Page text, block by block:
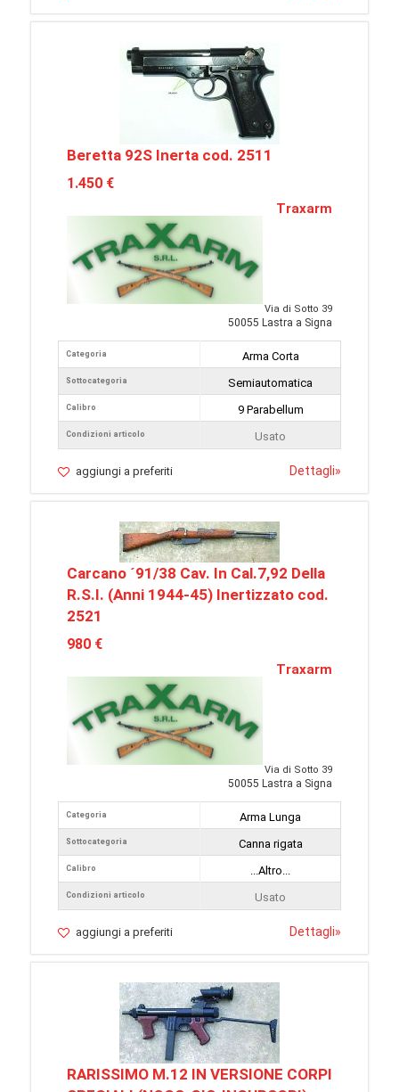
Beretta 92S Inerta cod. 2511
1.450 €
Traxarm
Via di Sotto 39
50055 Lastra a Signa
Categoria
Sottocategoria
Calibro
Condizioni articolo
Arma Corta
Semiautomatica
9 Parabellum
Usato
aggiungi a preferiti Dettagli»
Carcano ´91/38 Cav. In Cal.7,92 Della
R.S.I. (Anni 1944-45) Inertizzato cod.
2521
980 €
Traxarm
Via di Sotto 39
50055 Lastra a Signa
Categoria
Sottocategoria
Calibro
Condizioni articolo
Arma Lunga
Canna rigata
...Altro...
Usato
aggiungi a preferiti Dettagli»
RARISSIMO M.12 IN VERSIONE CORPI